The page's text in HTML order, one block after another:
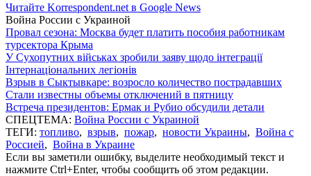
Читайте Korrespondent.net в Google News
Война России с Украиной
Провал сезона: Москва будет платить пособия работникам
турсектора Крыма
У Сухопутних військах зробили заяву щодо інтеграції
Інтернаціональних легіонів
Взрыв в Сыктывкаре: возросло количество пострадавших
Стали известны объемы отключений в пятницу
Встреча президентов: Ермак и Рубио обсудили детали
СПЕЦТЕМА: Война России с Украиной
ТЕГИ: топливо, взрыв, пожар, новости Украины, Война с
Россией, Война в Украине
Если вы заметили ошибку, выделите необходимый текст и
нажмите Ctrl+Enter, чтобы сообщить об этом редакции.